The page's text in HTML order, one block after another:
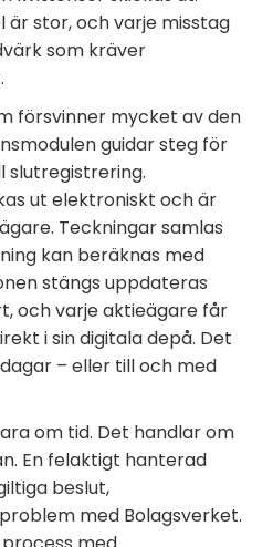
är stor, och varje misstag
som kräver
försvinner mycket av den
guidar steg för
slutregistrering.
ut elektroniskt och är
Teckningar samlas
kan beräknas med
stängs uppdateras
och varje aktieägare får
i sin digitala depå. Det
– eller till och med
om tid. Det handlar om
En felaktigt hanterad
beslut,
med Bolagsverket.